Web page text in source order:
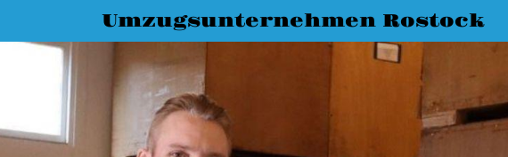
Umzugsunternehmen Rostock